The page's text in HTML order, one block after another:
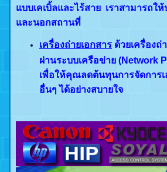
แบบเคเบิ้ลและไร้สาย เราสามารถใ
และนอกสถานที่
เครื่องถ่ายเอกสาร ด้วยเครื่อง
ผ่านระบบเครือข่าย (Network
เพื่อให้คุณลดต้นทุนการจัดการ
อื่นๆ ได้อย่างสบายใจ